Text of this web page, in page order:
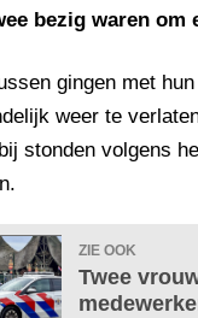
bezig waren om
gingen met
weer te
stonden volgens
ZIE OOK
Twee